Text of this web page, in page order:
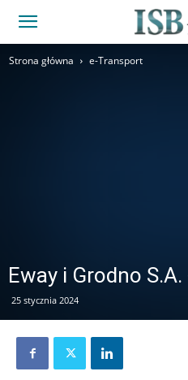
Strona główna e-Transport
Eway i Grodno S.A.
25 stycznia 2024